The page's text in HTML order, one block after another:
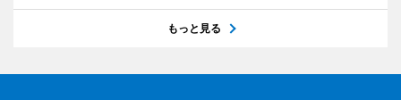
もっと見る